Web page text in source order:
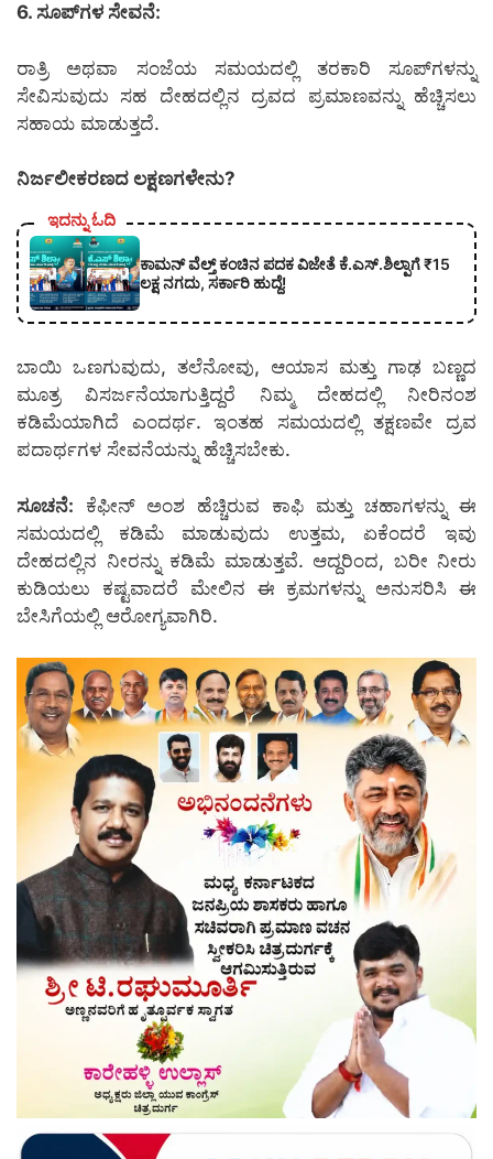
6. ಸೂಪ್‌ಗಳ ಸೇವನೆ:
ರಾತ್ರಿ ಅಥವಾ ಸಂಜೆಯ ಸಮಯದಲ್ಲಿ ತರಕಾರಿ ಸೂಪ್‌ಗಳನ್ನು
ಸೇವಿಸುವುದು ಸಹ ದೇಹದಲ್ಲಿನ ದ್ರವದ ಪ್ರಮಾಣವನ್ನು ಹೆಚ್ಚಿಸಲು
ಸಹಾಯ ಮಾಡುತ್ತದೆ.
ನಿರ್ಜಲೀಕರಣದ ಲಕ್ಷಣಗಳೇನು?
ಇದನ್ನು ಓದಿ
ಕಾಮನ್ ವೆಲ್ತ್ ಕಂಚಿನ ಪದಕ ವಿಜೇತೆ ಕೆ.ಎಸ್.ಶಿಲ್ಪಾಗೆ ₹15
ಲಕ್ಷ ನಗದು, ಸರ್ಕಾರಿ ಹುದ್ದೆ!
ಬಾಯಿ ಒಣಗುವುದು, ತಲೆನೋವು, ಆಯಾಸ ಮತ್ತು ಗಾಢ ಬಣ್ಣದ
ಮೂತ್ರ ವಿಸರ್ಜನೆಯಾಗುತ್ತಿದ್ದರೆ ನಿಮ್ಮ ದೇಹದಲ್ಲಿ ನೀರಿನಂಶ
ಕಡಿಮೆಯಾಗಿದೆ ಎಂದರ್ಥ. ಇಂತಹ ಸಮಯದಲ್ಲಿ ತಕ್ಷಣವೇ ದ್ರವ
ಪದಾರ್ಥಗಳ ಸೇವನೆಯನ್ನು ಹೆಚ್ಚಿಸಬೇಕು.
ಸೂಚನೆ: ಕೆಫೀನ್ ಅಂಶ ಹೆಚ್ಚಿರುವ ಕಾಫಿ ಮತ್ತು ಚಹಾಗಳನ್ನು ಈ
ಸಮಯದಲ್ಲಿ ಕಡಿಮೆ ಮಾಡುವುದು ಉತ್ತಮ, ಏಕೆಂದರೆ ಇವು
ದೇಹದಲ್ಲಿನ ನೀರನ್ನು ಕಡಿಮೆ ಮಾಡುತ್ತವೆ. ಆದ್ದರಿಂದ, ಬರೀ ನೀರು
ಕುಡಿಯಲು ಕಷ್ಟವಾದರೆ ಮೇಲಿನ ಈ ಕ್ರಮಗಳನ್ನು ಅನುಸರಿಸಿ ಈ
ಬೇಸಿಗೆಯಲ್ಲಿ ಆರೋಗ್ಯವಾಗಿರಿ.